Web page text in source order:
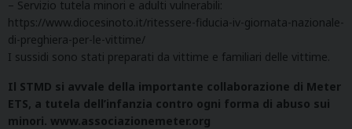
– Servizio tutela minori e adulti vulnerabili:
https://www.diocesinoto.it/ritessere-fiducia-iv-giornata-nazionale-
di-preghiera-per-le-vittime/
I sussidi sono stati preparati da vittime e familiari delle vittime.
Il STMD si avvale della importante collaborazione di Meter
ETS, a tutela dell’infanzia contro ogni forma di abuso sui
minori. www.associazionemeter.org